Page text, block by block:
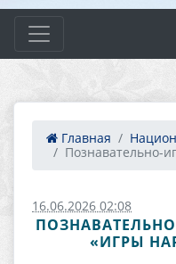
Главная
Познавательно-
16.06.2026 02:08
«ИГРЫ